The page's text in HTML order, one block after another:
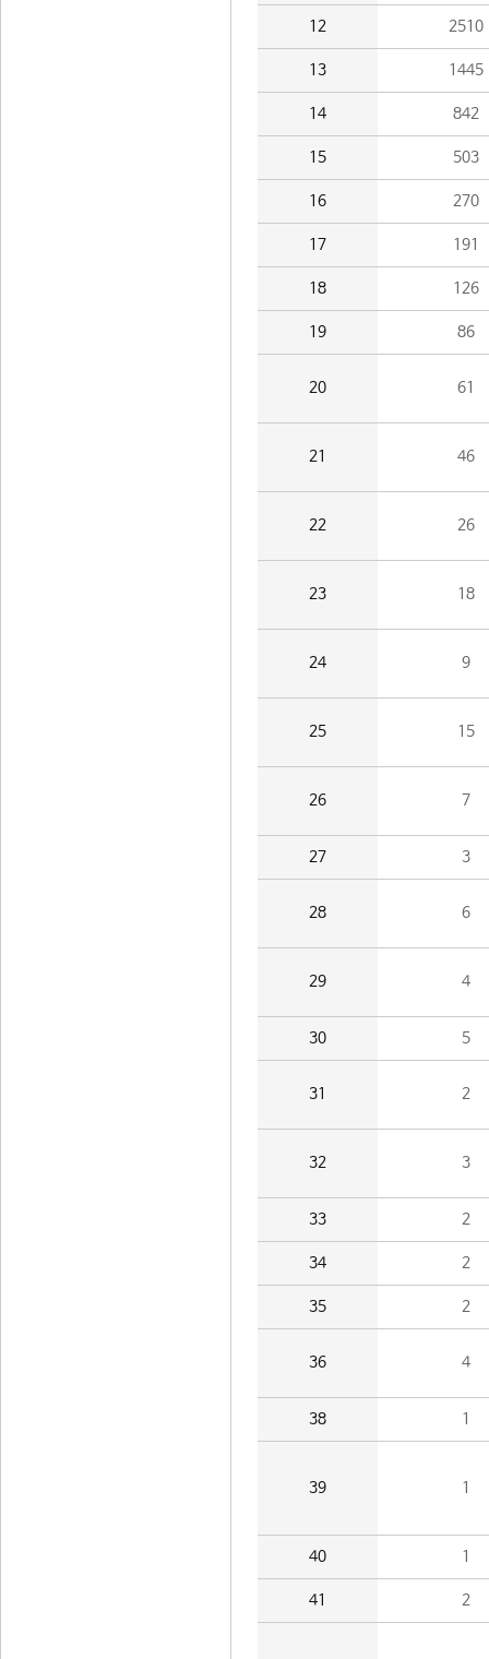
12 2510
13 1445
14 842
15 503
16 270
17 191
18 126
19 86
20 61
21 46
22 26
23 18
24 9
25 15
26 7
27 3
28 6
29 4
30 5
31 2
32 3
33 2
34 2
35 2
36 4
38 1
39 1
40 1
41 2